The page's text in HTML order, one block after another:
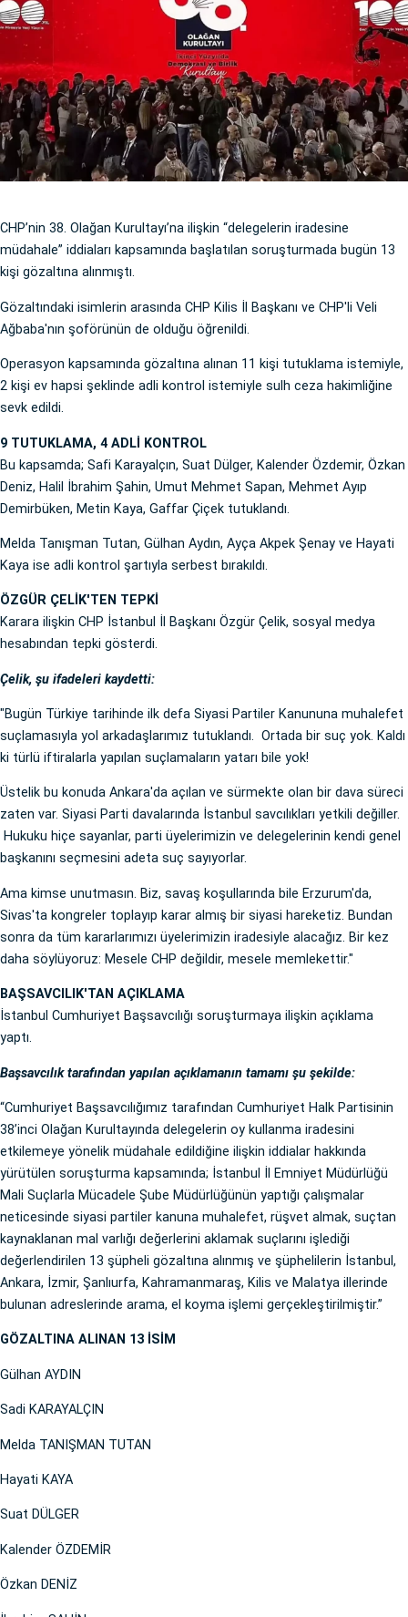
CHP’nin 38. Olağan Kurultayı’na ilişkin “delegelerin iradesine
müdahale” iddiaları kapsamında başlatılan soruşturmada bugün 13
kişi gözaltına alınmıştı.
Gözaltındaki isimlerin arasında CHP Kilis İl Başkanı ve CHP'li Veli
Ağbaba'nın şoförünün de olduğu öğrenildi.
Operasyon kapsamında gözaltına alınan 11 kişi tutuklama istemiyle,
2 kişi ev hapsi şeklinde adli kontrol istemiyle sulh ceza hakimliğine
sevk edildi.
9 TUTUKLAMA, 4 ADLİ KONTROL
Bu kapsamda; Safi Karayalçın, Suat Dülger, Kalender Özdemir, Özkan
Deniz, Halil İbrahim Şahin, Umut Mehmet Sapan, Mehmet Ayıp
Demirbüken, Metin Kaya, Gaffar Çiçek tutuklandı.
Melda Tanışman Tutan, Gülhan Aydın, Ayça Akpek Şenay ve Hayati
Kaya ise adli kontrol şartıyla serbest bırakıldı.
ÖZGÜR ÇELİK'TEN TEPKİ
Karara ilişkin CHP İstanbul İl Başkanı Özgür Çelik, sosyal medya
hesabından tepki gösterdi.
Çelik, şu ifadeleri kaydetti:
"Bugün Türkiye tarihinde ilk defa Siyasi Partiler Kanununa muhalefet
suçlamasıyla yol arkadaşlarımız tutuklandı. Ortada bir suç yok. Kaldı
ki türlü iftiralarla yapılan suçlamaların yatarı bile yok!
Üstelik bu konuda Ankara'da açılan ve sürmekte olan bir dava süreci
zaten var. Siyasi Parti davalarında İstanbul savcılıkları yetkili değiller.
Hukuku hiçe sayanlar, parti üyelerimizin ve delegelerinin kendi genel
başkanını seçmesini adeta suç sayıyorlar.
Ama kimse unutmasın. Biz, savaş koşullarında bile Erzurum'da,
Sivas'ta kongreler toplayıp karar almış bir siyasi hareketiz. Bundan
sonra da tüm kararlarımızı üyelerimizin iradesiyle alacağız. Bir kez
daha söylüyoruz: Mesele CHP değildir, mesele memlekettir."
BAŞSAVCILIK'TAN AÇIKLAMA
İstanbul Cumhuriyet Başsavcılığı soruşturmaya ilişkin açıklama
yaptı.
Başsavcılık tarafından yapılan açıklamanın tamamı şu şekilde:
“Cumhuriyet Başsavcılığımız tarafından Cumhuriyet Halk Partisinin
38’inci Olağan Kurultayında delegelerin oy kullanma iradesini
etkilemeye yönelik müdahale edildiğine ilişkin iddialar hakkında
yürütülen soruşturma kapsamında; İstanbul İl Emniyet Müdürlüğü
Mali Suçlarla Mücadele Şube Müdürlüğünün yaptığı çalışmalar
neticesinde siyasi partiler kanuna muhalefet, rüşvet almak, suçtan
kaynaklanan mal varlığı değerlerini aklamak suçlarını işlediği
değerlendirilen 13 şüpheli gözaltına alınmış ve şüphelilerin İstanbul,
Ankara, İzmir, Şanlıurfa, Kahramanmaraş, Kilis ve Malatya illerinde
bulunan adreslerinde arama, el koyma işlemi gerçekleştirilmiştir.”
GÖZALTINA ALINAN 13 İSİM
Gülhan AYDIN
Sadi KARAYALÇIN
Melda TANIŞMAN TUTAN
Hayati KAYA
Suat DÜLGER
Kalender ÖZDEMİR
Özkan DENİZ